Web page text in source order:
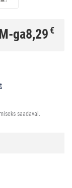
ga8,29€
saadaval.